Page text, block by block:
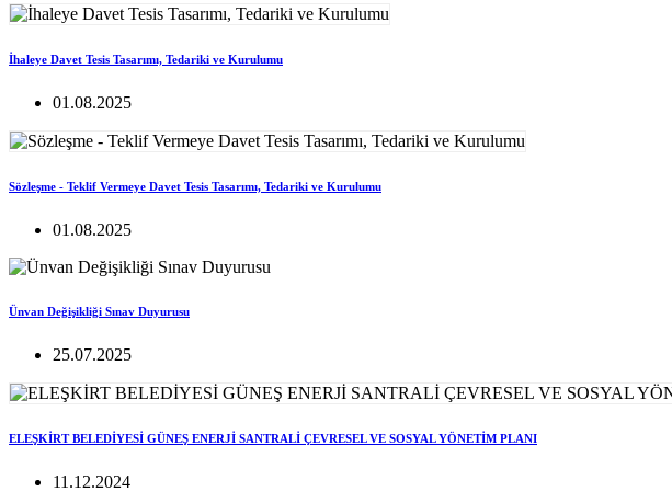
İhaleye Davet Tesis Tasarımı, Tedariki ve Kurulumu
01.08.2025
Sözleşme - Teklif Vermeye Davet Tesis Tasarımı, Tedariki ve Kurulumu
01.08.2025
Ünvan Değişikliği Sınav Duyurusu
25.07.2025
ELEŞKİRT BELEDİYESİ GÜNEŞ ENERJİ SANTRALİ ÇEVRESEL VE SOSYAL YÖNETİM PLANI
11.12.2024